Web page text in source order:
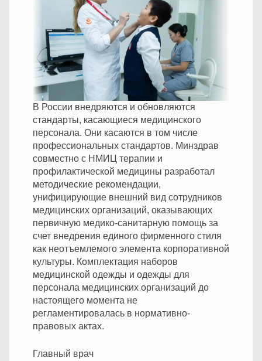
В России внедряются и обновляются
стандарты, касающиеся медицинского
персонала. Они касаются в том числе
профессиональных стандартов. Минздрав
совместно с НМИЦ терапии и
профилактической медицины разработал
методические рекомендации,
унифицирующие внешний вид сотрудников
медицинских организаций, оказывающих
первичную медико-санитарную помощь за
счет внедрения единого фирменного стиля
как неотъемлемого элемента корпоративной
культуры. Комплектация наборов
медицинской одежды и одежды для
персонала медицинских организаций до
настоящего момента не
регламентировалась в нормативно-
правовых актах.
Главный врач